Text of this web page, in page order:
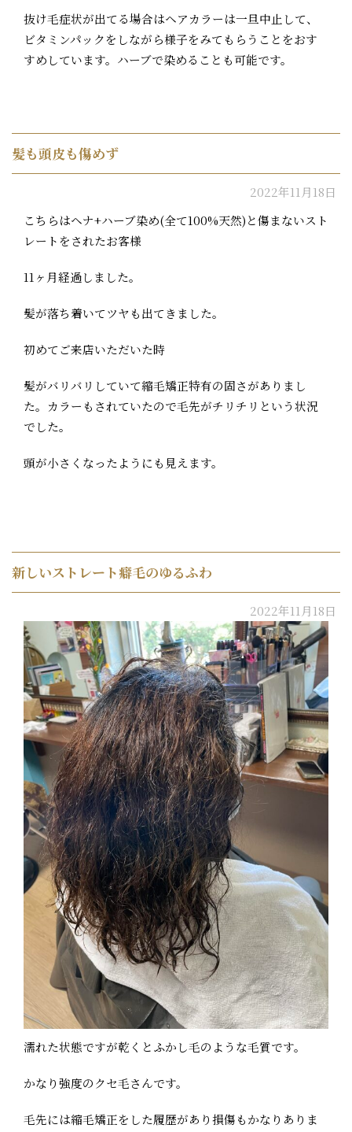
抜け毛症状が出てる場合はヘアカラーは一旦中止して、
ビタミンパックをしながら様子をみてもらうことをおす
すめしています。ハーブで染めることも可能です。
髪も頭皮も傷めず
2022年11月18日
こちらはヘナ+ハーブ染め(全て100%天然)と傷まないスト
レートをされたお客様
11ヶ月経過しました。
髪が落ち着いてツヤも出てきました。
初めてご来店いただいた時
髪がバリバリしていて縮毛矯正特有の固さがありまし
た。カラーもされていたので毛先がチリチリという状況
でした。
頭が小さくなったようにも見えます。
新しいストレート癖毛のゆるふわ
2022年11月18日
濡れた状態ですが乾くとふかし毛のような毛質です。
かなり強度のクセ毛さんです。
毛先には縮毛矯正をした履歴があり損傷もかなりありま